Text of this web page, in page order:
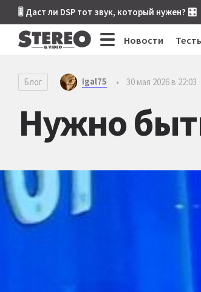
🎚 Даст ли DSP тот звук, который нужен? 🎛
Новости
Блог Igal75 • 30 мая 2026 в 22:03
Нужно